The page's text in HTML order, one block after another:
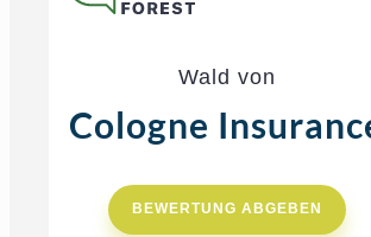
Wald von
Cologne
BEWERTUNG ABGEBEN